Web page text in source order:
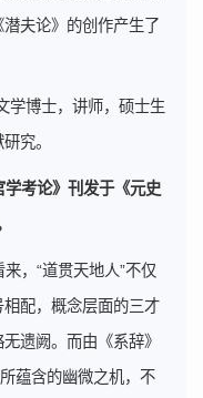
夫论》的创作产生了
学博士，讲师，硕士生
究。
学考论》刊发于《元史
，“道贯天地人”不仅
配，概念层面的三才
遗阙。而由《系辞》
蕴含的幽微之机，不